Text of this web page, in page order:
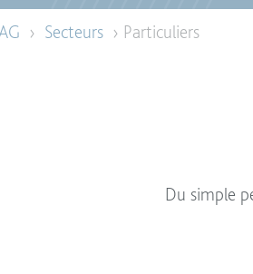
› Secteurs › Particuliers
Du simple